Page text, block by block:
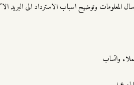
المعلومات وتوضيح اسباب الاسترداد الى البريد
واتساب